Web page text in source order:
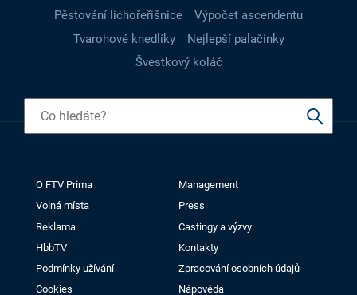
Pěstování lichořeřišnice
Výpočet ascendentu
Tvarohové knedlíky
Nejlepší palačinky
Švestkový koláč
O FTV Prima
Management
Volná místa
Press
Reklama
Castingy a výzvy
HbbTV
Kontakty
Podmínky užívání
Zpracování osobních údajů
Cookies
Nápověda